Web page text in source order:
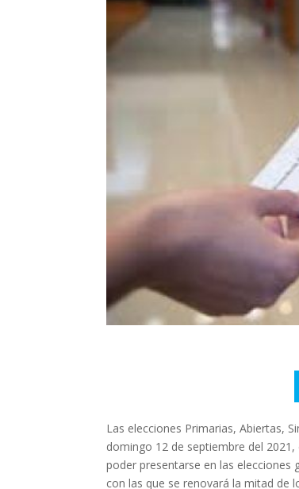
Las elecciones Primarias, Abiertas,
domingo 12 de septiembre del
poder presentarse en las elecciones
con las que se renovará la mitad de